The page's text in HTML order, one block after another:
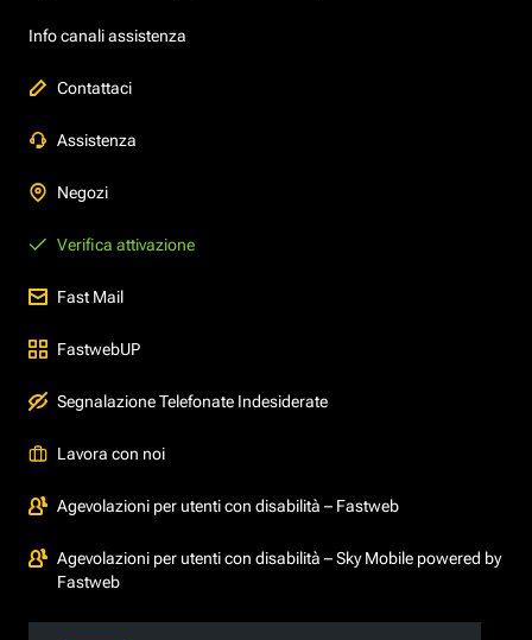
Info canali assistenza
Contattaci
Assistenza
Negozi
Verifica attivazione
Fast Mail
FastwebUP
Segnalazione Telefonate Indesiderate
Lavora con noi
Agevolazioni per utenti con disabilità – Fastweb
Agevolazioni per utenti con disabilità – Sky Mobile powered by
Fastweb